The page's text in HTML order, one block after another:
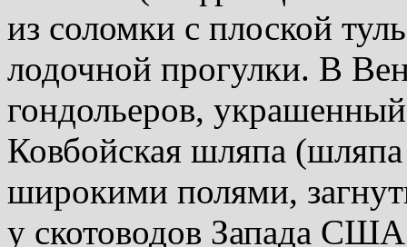
из соломки с плоской
лодочной прогулки. В
гондольеров,
Ковбойская шляпа
широкими полями,
у скотоводов Запада США